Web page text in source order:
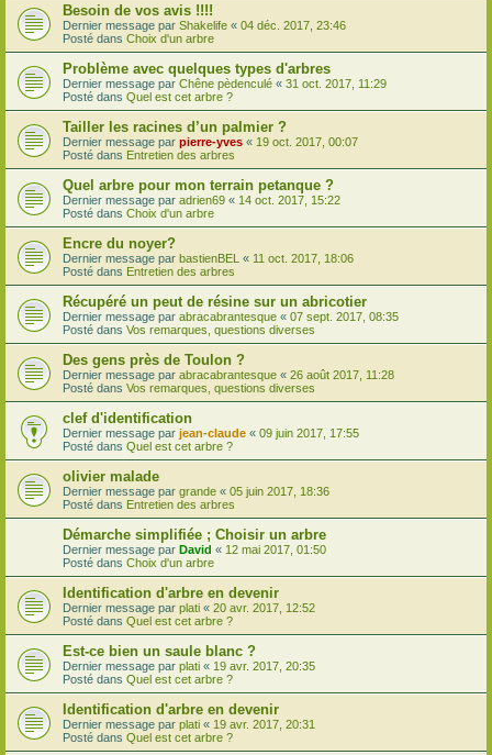
Besoin de vos avis !!!!
Dernier message par Shakelife « 04 déc. 2017, 23:46
Posté dans Choix d'un arbre
Problème avec quelques types d'arbres
Dernier message par Chêne pèdenculé « 31 oct. 2017, 11:29
Posté dans Quel est cet arbre ?
Tailler les racines d’un palmier ?
Dernier message par pierre-yves « 19 oct. 2017, 00:07
Posté dans Entretien des arbres
Quel arbre pour mon terrain petanque ?
Dernier message par adrien69 « 14 oct. 2017, 15:22
Posté dans Choix d'un arbre
Encre du noyer?
Dernier message par bastienBEL « 11 oct. 2017, 18:06
Posté dans Entretien des arbres
Récupéré un peut de résine sur un abricotier
Dernier message par abracabrantesque « 07 sept. 2017, 08:35
Posté dans Vos remarques, questions diverses
Des gens près de Toulon ?
Dernier message par abracabrantesque « 26 août 2017, 11:28
Posté dans Vos remarques, questions diverses
clef d'identification
Dernier message par jean-claude « 09 juin 2017, 17:55
Posté dans Quel est cet arbre ?
olivier malade
Dernier message par grande « 05 juin 2017, 18:36
Posté dans Entretien des arbres
Démarche simplifiée ; Choisir un arbre
Dernier message par David « 12 mai 2017, 01:50
Posté dans Choix d'un arbre
Identification d'arbre en devenir
Dernier message par plati « 20 avr. 2017, 12:52
Posté dans Quel est cet arbre ?
Est-ce bien un saule blanc ?
Dernier message par plati « 19 avr. 2017, 20:35
Posté dans Quel est cet arbre ?
Identification d'arbre en devenir
Dernier message par plati « 19 avr. 2017, 20:31
Posté dans Quel est cet arbre ?